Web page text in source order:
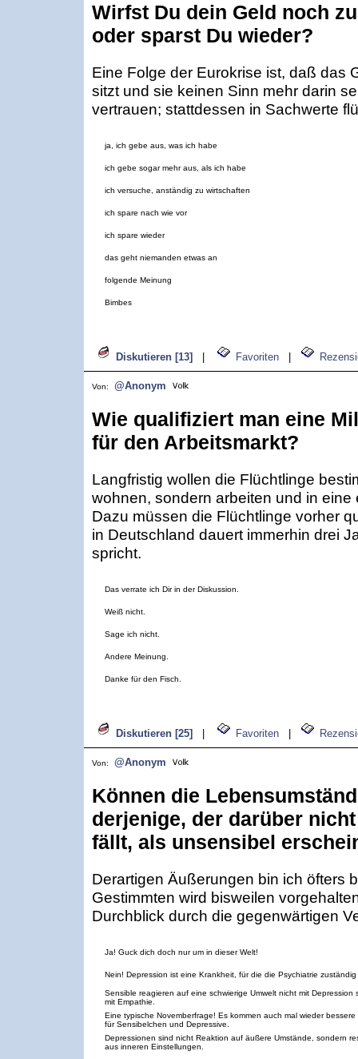
Wirfst Du dein Geld noch
oder sparst Du wieder?
Eine Folge der Eurokrise ist, daß das
sitzt und sie keinen Sinn mehr darin
vertrauen; stattdessen in Sachwerte
ja, ich gebe aus, was ich habe
ich gebe sogar mehr aus, als ich habe
ich versuche, anständig zu wirtschaften
ich spare nach wie vor
ich spare wieder
das geht niemanden etwas an
folgende Meinung
Bimbes
Diskutieren [13] Favoriten
Von: @Anonym
Wie qualifiziert man eine
für den Arbeitsmarkt?
Langfristig wollen die Flüchtlinge
wohnen, sondern arbeiten und in
Dazu müssen die Flüchtlinge vorher
in Deutschland dauert immerhin drei
spricht.
Das verrate ich Dir in der Diskussion.
Weiß nicht.
Sage ich nicht.
Andere Meinung.
Danke für den Fisch.
Diskutieren [25] Favoriten
Von: @Anonym
Können die
derjenige, der darüber
fällt, als unsensibel
Derartigen Äußerungen bin ich öfters
Gestimmten wird bisweilen
Durchblick durch die gegenwärtigen
Ja! Guck dich doch nur um in dieser Welt!
Nein! Depression ist eine Krankheit, für die die Psychiatrie zuständig
Sensible reagieren auf eine schwierige Umwelt nicht mit Depression
mit Empathie.
Eine typische Novemberfrage! Es kommen auch mal wieder bessere
für Sensibelchen und Depressive.
Depressionen sind nicht Reaktion auf äußere Umstände, sondern
aus inneren Einstellungen.